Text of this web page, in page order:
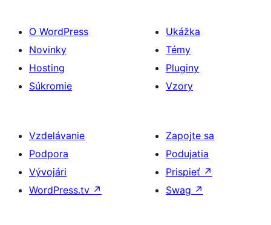
O WordPress
Novinky
Hosting
Súkromie
Ukážka
Témy
Pluginy
Vzory
Vzdelávanie
Podpora
Vývojári
WordPress.tv ↗
Zapojte sa
Podujatia
Prispieť ↗
Swag ↗